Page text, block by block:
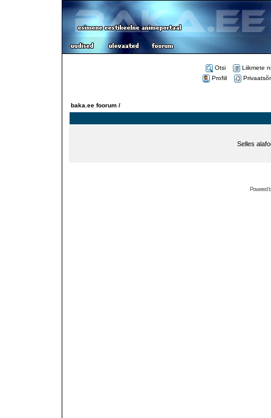
Otsi
Liikmete
Profiil
baka.ee foorum /
Selles
Powered